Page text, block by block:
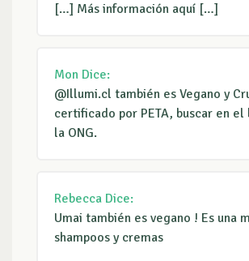
[…] Más información aquí […]
Mon Dice:
@Illumi.cl también es Vegano y
certificado por PETA, buscar en el
la ONG.
Rebecca Dice:
Umai también es vegano ! Es una
shampoos y cremas